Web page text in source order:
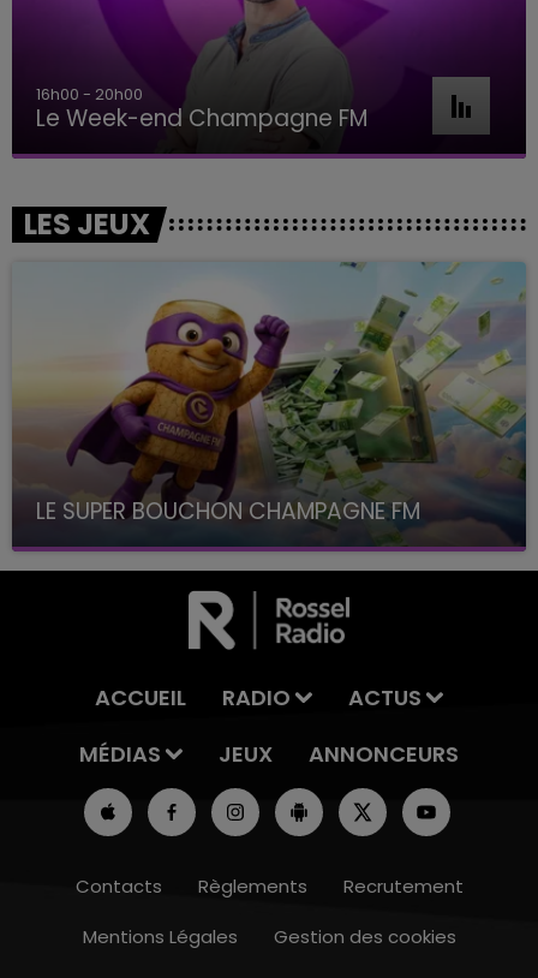
7h00 - 11h00
BEST OF
LES JEUX
LE SUPER BOUCHON CHAMPAGNE FM
avec La Famille Champagne FM, à 8H10
ACCUEIL RADIO
ACTUS
MÉDIAS
JEUX ANNONCEURS
Contacts Règlements
Recrutement
Mentions Légales
Gestion des cookies